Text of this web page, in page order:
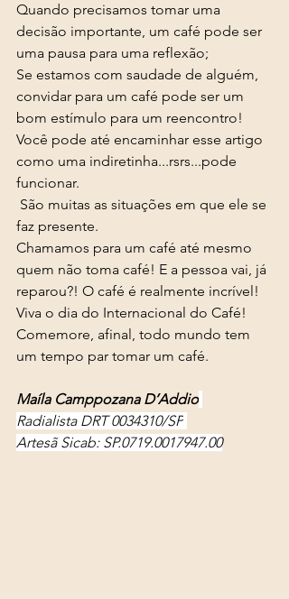
Quando precisamos tomar uma
decisão importante, um café pode ser
uma pausa para uma reflexão;
Se estamos com saudade de alguém,
convidar para um café pode ser um
bom estímulo para um reencontro!
Você pode até encaminhar esse artigo
como uma indiretinha...rsrs...pode
funcionar.
faz presente.
Chamamos para um café até mesmo
quem não toma café! E a pessoa vai, já
reparou?! O café é realmente incrível!
Viva o dia do Internacional do Café!
Comemore, afinal, todo mundo tem
um tempo par tomar um café.
Maíla Camppozana D’Addio
Radialista DRT 0034310/SP
Artesã Sicab: SP.0719.0017947.00